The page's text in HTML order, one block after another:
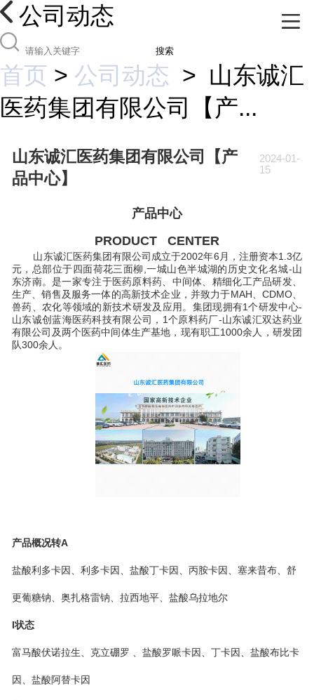
公司动态
搜索
首页 > 公司动态 > 山东诚汇
医药集团有限公司【产...
山东诚汇医药集团有限公司【产
品中心】
2024-01-
15
产品中心
PRODUCT CENTER
山东诚汇医药集团有限公司成立于2002年6月，注册资本1.3亿
元，总部位于四面荷花三面柳,一城山色半城湖的历史文化名城-山
东济南。是一家专注于医药原料药、中间体、精细化工产品研发、
生产、销售及服务一体的高新技术企业，并致力于MAH、CDMO、
兽药、农化等领域的新技术研发及应用。集团现拥有1个研发中心-
山东诚创蓝海医药科技有限公司，1个原料药厂-山东诚汇双达药业
有限公司及两个医药中间体生产基地，现有职工1000余人，研发团
队300余人。
产品概况转A
盐酸利多卡因、利多卡因、盐酸丁卡因、丙胺卡因、塞来昔布、舒
更葡糖钠、奥扎格雷钠、拉西地平、盐酸乌拉地尔
I状态
富马酸伏诺拉生、克立硼罗 、盐酸罗哌卡因、丁卡因、盐酸布比卡
因、盐酸阿替卡因